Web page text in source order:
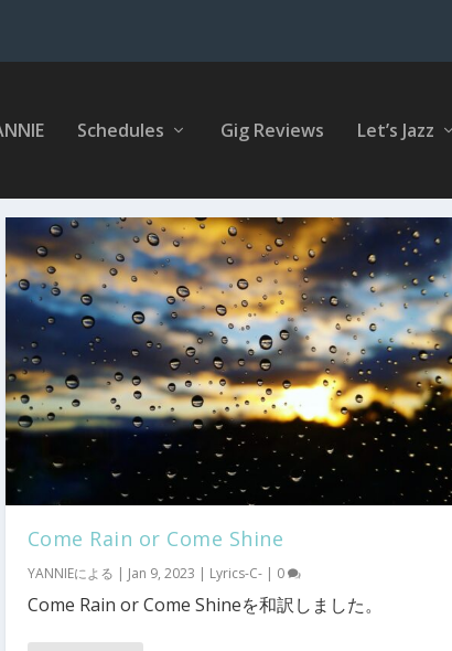
Schedules Gig Reviews Let’s Jazz
Come Rain or Come Shine
YANNIEによる | Jan 9, 2023 | Lyrics-C-| 0
Come Rain or Come Shineを和訳しました。